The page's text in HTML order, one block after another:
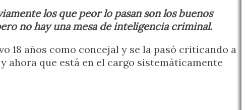
los que peor lo pasan son los buenos
no hay una mesa de inteligencia criminal.
18 años como concejal y se la pasó criticando a
ahora que está en el cargo sistemáticamente